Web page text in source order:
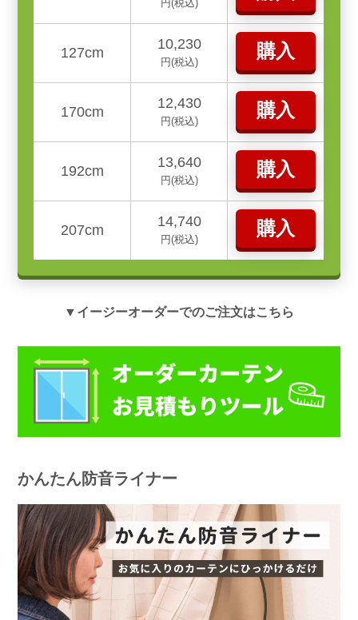
円(税込)
127cm
10,230
円(税込)
購入
170cm
12,430
円(税込)
購入
192cm
13,640
円(税込)
購入
207cm
14,740
円(税込)
購入
▼イージーオーダーでのご注文はこちら
かんたん防音ライナー